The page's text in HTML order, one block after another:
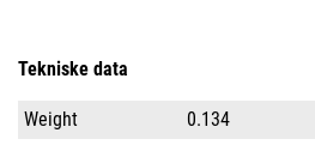
Tekniske data
Weight
0.134